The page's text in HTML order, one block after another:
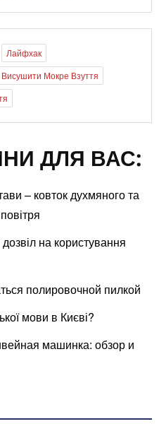
Лайфхак
Висушити Мокре Взуття
ДЛЯ ВАС:
– ковток духмяного та
на користування
полировочной пилкой
мови в Києві?
машинка: обзор и